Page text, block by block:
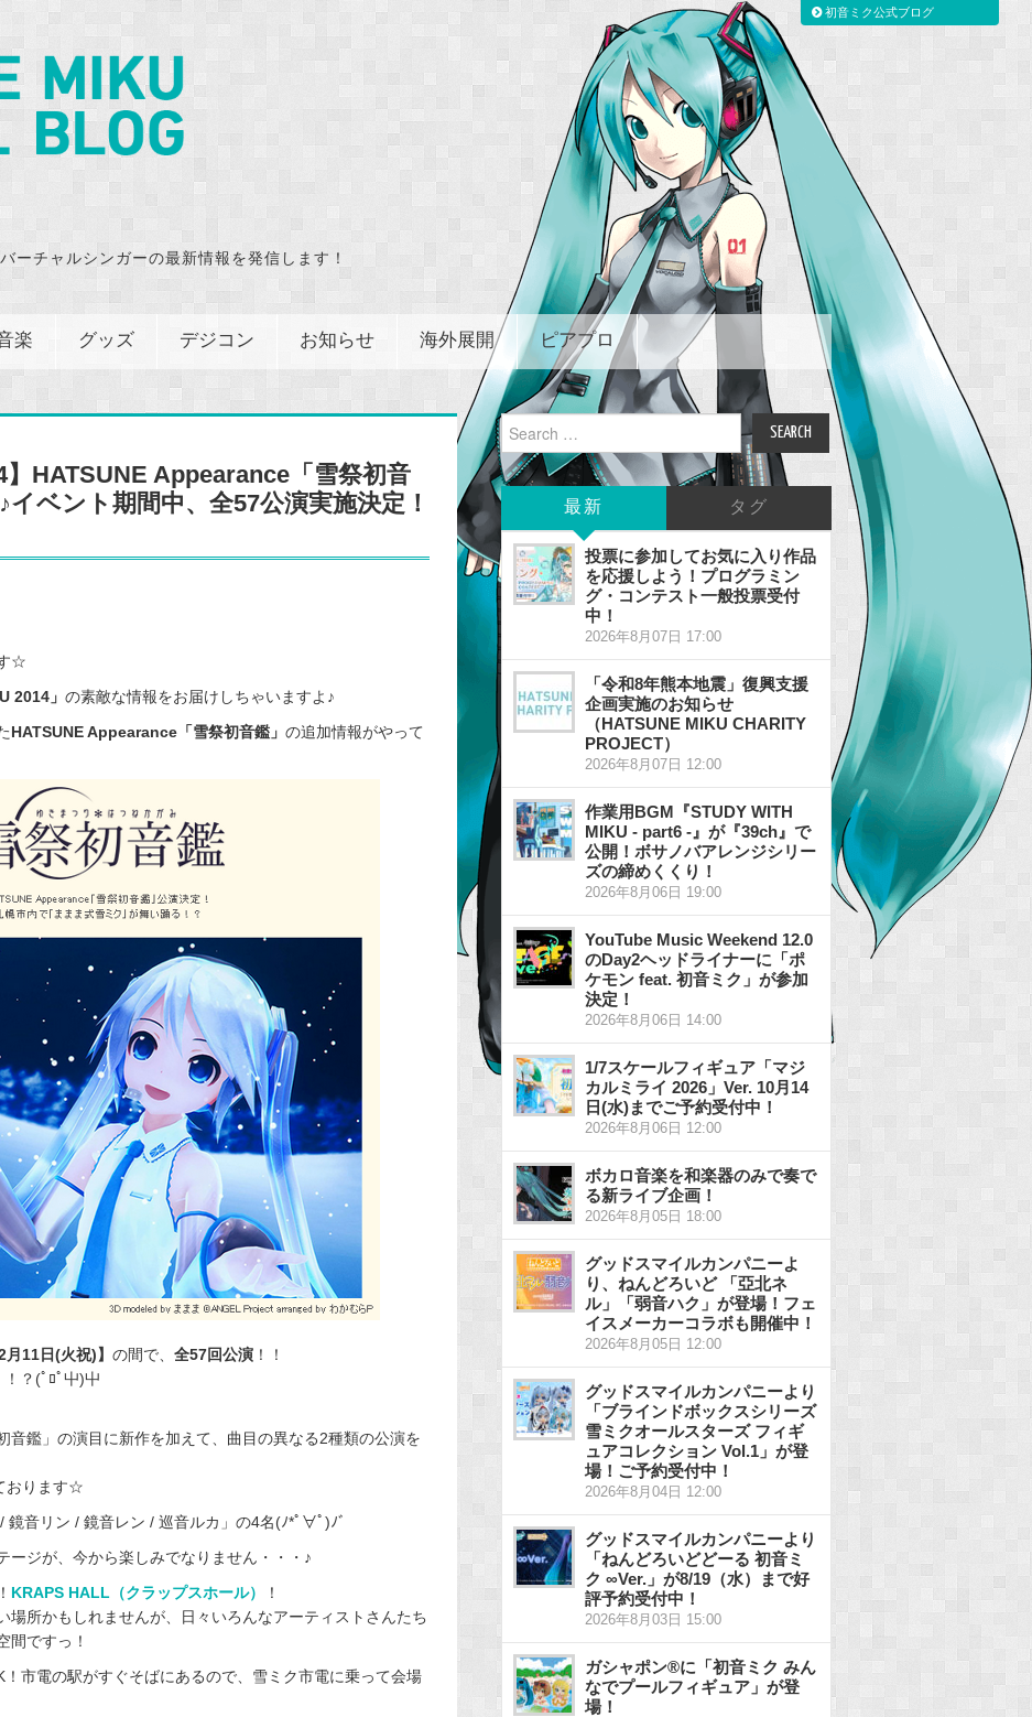
ーチャルシンガーの最新情報を発信します！
楽 グッズ デジコン お知らせ 海外展開 ピアプロ
】HATSUNE Appearance「雪祭初音
ベント期間中、全57公演実施決定！
☆
2014」 の素敵な情報をお届けしちゃいますよ♪
HATSUNE Appearance「雪祭初音鑑」 の追加情報がやって
11日(火祝)】 の間で、 全57回公演 ！！
！？(ﾟﾛﾟ屮)屮
音鑑」の演目に新作を加えて、曲目の異なる2種類の公演を
おります☆
鏡音リン / 鏡音レン / 巡音ルカ」の4名(ﾉ*ﾟ∀ﾟ)ﾉﾞ
ージが、今から楽しみでなりません・・・♪
KRAPS HALL（クラップスホール）
！
場所かもしれませんが、日々いろんなアーティストさんたち
間ですっ！
市電の駅がすぐそばにあるので、雪ミク市電に乗って会場
Search
for:
最新 タグ
投票に参加してお気に入り作品
を応援しよう！プログラミン
グ・コンテスト一般投票受付
中！
2026年8月07日 17:00
「令和8年熊本地震」復興支援
企画実施のお知らせ
（HATSUNE MIKU CHARITY
PROJECT）
2026年8月07日 12:00
作業用BGM『STUDY WITH
MIKU - part6 -』が『39ch』で
公開！ボサノバアレンジシリー
ズの締めくくり！
2026年8月06日 19:00
YouTube Music Weekend 12.0
のDay2ヘッドライナーに「ポ
ケモン feat. 初音ミク」が参加
決定！
2026年8月06日 14:00
1/7スケールフィギュア「マジ
カルミライ 2026」Ver. 10月14
日(水)までご予約受付中！
2026年8月06日 12:00
ボカロ音楽を和楽器のみで奏で
る新ライブ企画！
2026年8月05日 18:00
グッドスマイルカンパニーよ
り、ねんどろいど 「亞北ネ
ル」「弱音ハク」が登場！フェ
イスメーカーコラボも開催中！
2026年8月05日 12:00
グッドスマイルカンパニーより
「ブラインドボックスシリーズ
雪ミクオールスターズ フィギ
ュアコレクション Vol.1」が登
場！ご予約受付中！
2026年8月04日 12:00
グッドスマイルカンパニーより
「ねんどろいどどーる 初音ミ
ク ∞Ver.」が8/19（水）まで好
評予約受付中！
2026年8月03日 15:00
ガシャポン®に「初音ミク みん
なでプールフィギュア」が登
場！
初音ミク公式ブログ